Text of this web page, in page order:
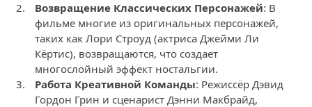
Возвращение Классических Персонажей: В
фильме многие из оригинальных персонажей,
таких как Лори Строуд (актриса Джейми Ли
Кёртис), возвращаются, что создает
многослойный эффект ностальгии.
Работа Креативной Команды: Режиссёр Дэвид
Гордон Грин и сценарист Дэнни Макбрайд,